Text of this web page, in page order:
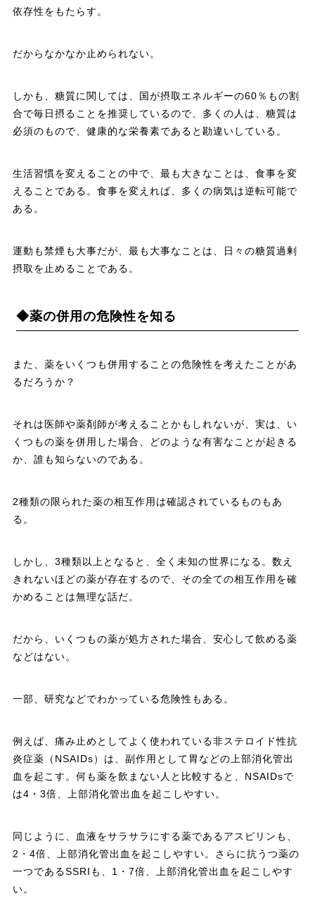
依存性をもたらす。
だからなかなか止められない。
しかも、糖質に関しては、国が摂取エネルギーの60％もの割
合で毎日摂ることを推奨しているので、多くの人は、糖質は
必須のもので、健康的な栄養素であると勘違いしている。
生活習慣を変えることの中で、最も大きなことは、食事を変
えることである。食事を変えれば、多くの病気は逆転可能で
ある。
運動も禁煙も大事だが、最も大事なことは、日々の糖質過剰
摂取を止めることである。
◆薬の併用の危険性を知る
また、薬をいくつも併用することの危険性を考えたことがあ
るだろうか？
それは医師や薬剤師が考えることかもしれないが、実は、い
くつもの薬を併用した場合、どのような有害なことが起きる
か、誰も知らないのである。
2種類の限られた薬の相互作用は確認されているものもあ
る。
しかし、3種類以上となると、全く未知の世界になる。数え
きれないほどの薬が存在するので、その全ての相互作用を確
かめることは無理な話だ。
だから、いくつもの薬が処方された場合、安心して飲める薬
などはない。
一部、研究などでわかっている危険性もある。
例えば、痛み止めとしてよく使われている非ステロイド性抗
炎症薬（NSAIDs）は、副作用として胃などの上部消化管出
血を起こす。何も薬を飲まない人と比較すると、NSAIDsで
は4・3倍、上部消化管出血を起こしやすい。
同じように、血液をサラサラにする薬であるアスピリンも、
2・4倍、上部消化管出血を起こしやすい。さらに抗うつ薬の
一つであるSSRIも、1・7倍、上部消化管出血を起こしやす
い。